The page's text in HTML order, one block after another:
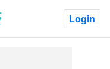
Login